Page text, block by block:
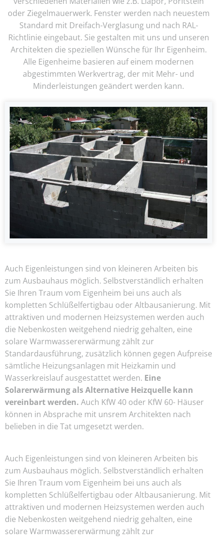
oder Ziegelmauerwerk. Fenster werden nach neuestem
Standard mit Dreifach-Verglasung und nach RAL-
Richtlinie eingebaut. Sie gestalten mit uns und unseren
Architekten die speziellen Wünsche für Ihr Eigenheim.
Alle Eigenheime basieren auf einem modernen
abgestimmten Werkvertrag, der mit Mehr- und
Minderleistungen geändert werden kann.
Auch Eigenleistungen sind von kleineren Arbeiten bis
zum Ausbauhaus möglich. Selbstverständlich erhalten
Sie Ihren Traum vom Eigenheim bei uns auch als
kompletten Schlüßelfertigbau oder Altbausanierung. Mit
attraktiven und modernen Heizsystemen werden auch
die Nebenkosten weitgehend niedrig gehalten, eine
solare Warmwassererwärmung zählt zur
Standardausführung, zusätzlich können gegen Aufpreise
sämtliche Heizungsanlagen mit Heizkamin und
Wasserkreislauf ausgestattet werden. Eine
Solarerwärmung als Alternative Heizquelle kann
vereinbart werden. Auch KfW 40 oder KfW 60- Häuser
können in Absprache mit unsrem Architekten nach
belieben in die Tat umgesetzt werden.
Auch Eigenleistungen sind von kleineren Arbeiten bis
zum Ausbauhaus möglich. Selbstverständlich erhalten
Sie Ihren Traum vom Eigenheim bei uns auch als
kompletten Schlüßelfertigbau oder Altbausanierung. Mit
attraktiven und modernen Heizsystemen werden auch
die Nebenkosten weitgehend niedrig gehalten, eine
solare Warmwassererwärmung zählt zur